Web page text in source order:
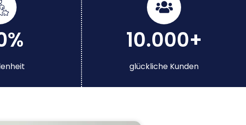
10.000+
glückliche Kunden